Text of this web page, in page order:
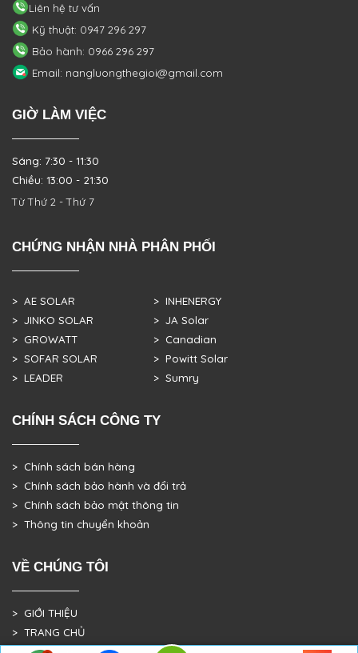
Liên hệ tư vấn
Kỹ thuật: 0947 296 297
Bảo hành: 0966 296 297
Email: nangluongthegioi@gmail.com
GIỜ LÀM VIỆC
Sáng: 7:30 - 11:30
Chiều: 13:00 - 21:30
Từ Thứ 2 - Thứ 7
CHỨNG NHẬN NHÀ PHÂN PHỐI
> AE SOLAR
> JINKO SOLAR
> GROWATT
> SOFAR SOLAR
> LEADER
> INHENERGY
> JA Solar
> Canadian
> Powitt Solar
> Sumry
CHÍNH SÁCH CÔNG TY
> Chính sách bán hàng
> Chính sách bảo hành và đổi trả
> Chính sách bảo mật thông tin
> Thông tin chuyển khoản
VỀ CHÚNG TÔI
> GIỚI THIỆU
> TRANG CHỦ